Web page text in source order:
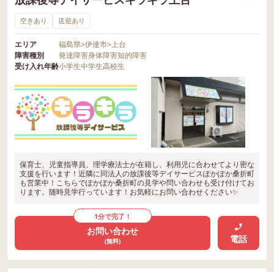
空きあり 送迎あり
エリア 福島県>伊達市>上台
障害種別
発達障害身体障害知的障害
受け入れ年齢小学生中学生高校生
保育士、児童指導員、理学療法士が在籍し、利用児に合わせてより密な
支援を行います！近隣に同法人の放課後等デイサービスぽかぽか桑折町
も営業中！こちらでぽかぽか桑折町の見学や問い合わせも受け付けてお
ります。随時見学行っています！お気軽にお問い合わせください✨
1分で完了！
お問い合わせ
(無料) 電話